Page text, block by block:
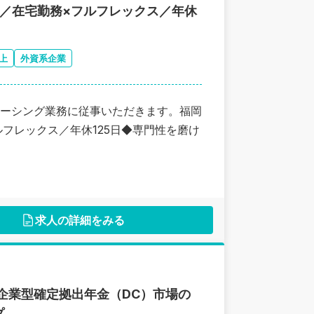
在宅勤務×フルフレックス／年休
外資系企業
シング業務に従事いただきます。福岡
レックス／年休125日◆専門性を磨け
求人の詳細をみる
型確定拠出年金（DC）市場の